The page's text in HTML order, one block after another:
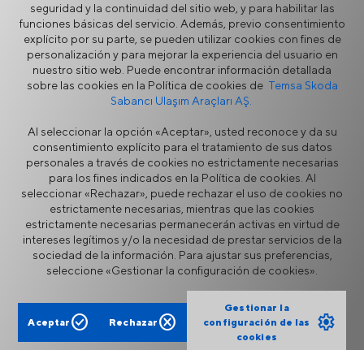
Noticias
Vídeos
Galería
Testimonios
Aviso Legal
Privacidad
Política de Cookies
Portal de proveedores
Línea directa de ética
Formulario de contacto
seguridad y la continuidad del sitio web, y para habilitar las
funciones básicas del servicio. Además, previo consentimiento
explícito por su parte, se pueden utilizar cookies con fines de
personalización y para mejorar la experiencia del usuario en
nuestro sitio web. Puede encontrar información detallada
sobre las cookies en la Política de cookies de Temsa Skoda
Sabancı Ulaşım Araçları AŞ.
Al seleccionar la opción «Aceptar», usted reconoce y da su
consentimiento explícito para el tratamiento de sus datos
personales a través de cookies no estrictamente necesarias
para los fines indicados en la Política de cookies. Al
seleccionar «Rechazar», puede rechazar el uso de cookies no
estrictamente necesarias, mientras que las cookies
estrictamente necesarias permanecerán activas en virtud de
intereses legítimos y/o la necesidad de prestar servicios de la
sociedad de la información. Para ajustar sus preferencias,
seleccione «Gestionar la configuración de cookies».
Aceptar check_circle Rechazar cancel
Gestionar la
configuración de las
cookies
settings